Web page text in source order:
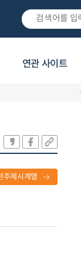
연관 사이트
주제시계열